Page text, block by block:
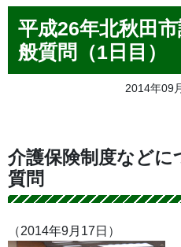
平成26年北秋田
般質問（1日目）
2014年09
介護保険制度などに
質問
（2014年9月17日）